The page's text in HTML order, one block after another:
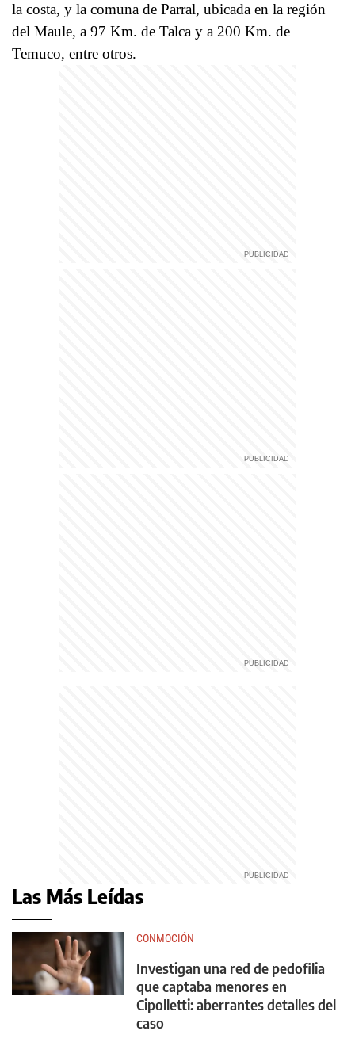
la costa, y la comuna de Parral, ubicada en la región
del Maule, a 97 Km. de Talca y a 200 Km. de
Temuco, entre otros.
Las Más Leídas
CONMOCIÓN
Investigan una red de pedofilia
que captaba menores en
Cipolletti: aberrantes detalles del
caso